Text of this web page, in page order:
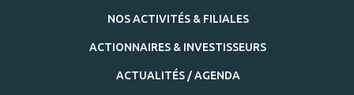
NOS ACTIVITÉS & FILIALES
ACTIONNAIRES & INVESTISSEURS
ACTUALITÉS / AGENDA